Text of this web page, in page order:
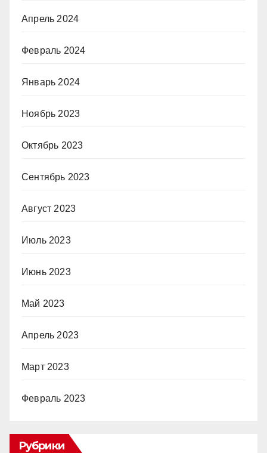
Апрель 2024
Февраль 2024
Январь 2024
Ноябрь 2023
Октябрь 2023
Сентябрь 2023
Август 2023
Июль 2023
Июнь 2023
Май 2023
Апрель 2023
Март 2023
Февраль 2023
Рубрики